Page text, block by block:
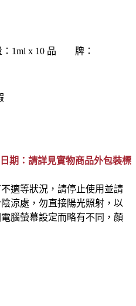
1ml x 10 品 牌：
期：請詳見實物商品外包裝標
適等狀況，請停止使用並請
涼處，勿直接陽光照射，以
腦螢幕設定而略有不同，顏